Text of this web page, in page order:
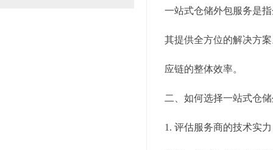
一站式仓储外包服务是
其提供全方位的解决方
应链的整体效率。
二、如何选择一站式仓
1. 评估服务商的技术实力